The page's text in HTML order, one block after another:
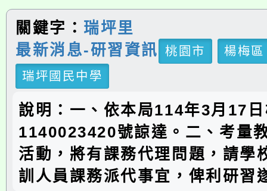
關鍵字： 瑞坪里
最新消息-研習資訊
桃園市
楊梅區
瑞坪國民中學
說明：一、依本局114年3月17
1140023420號諒達。二、考量
活動，將有課務代理問題，請學
訓人員課務派代事宜，俾利研習